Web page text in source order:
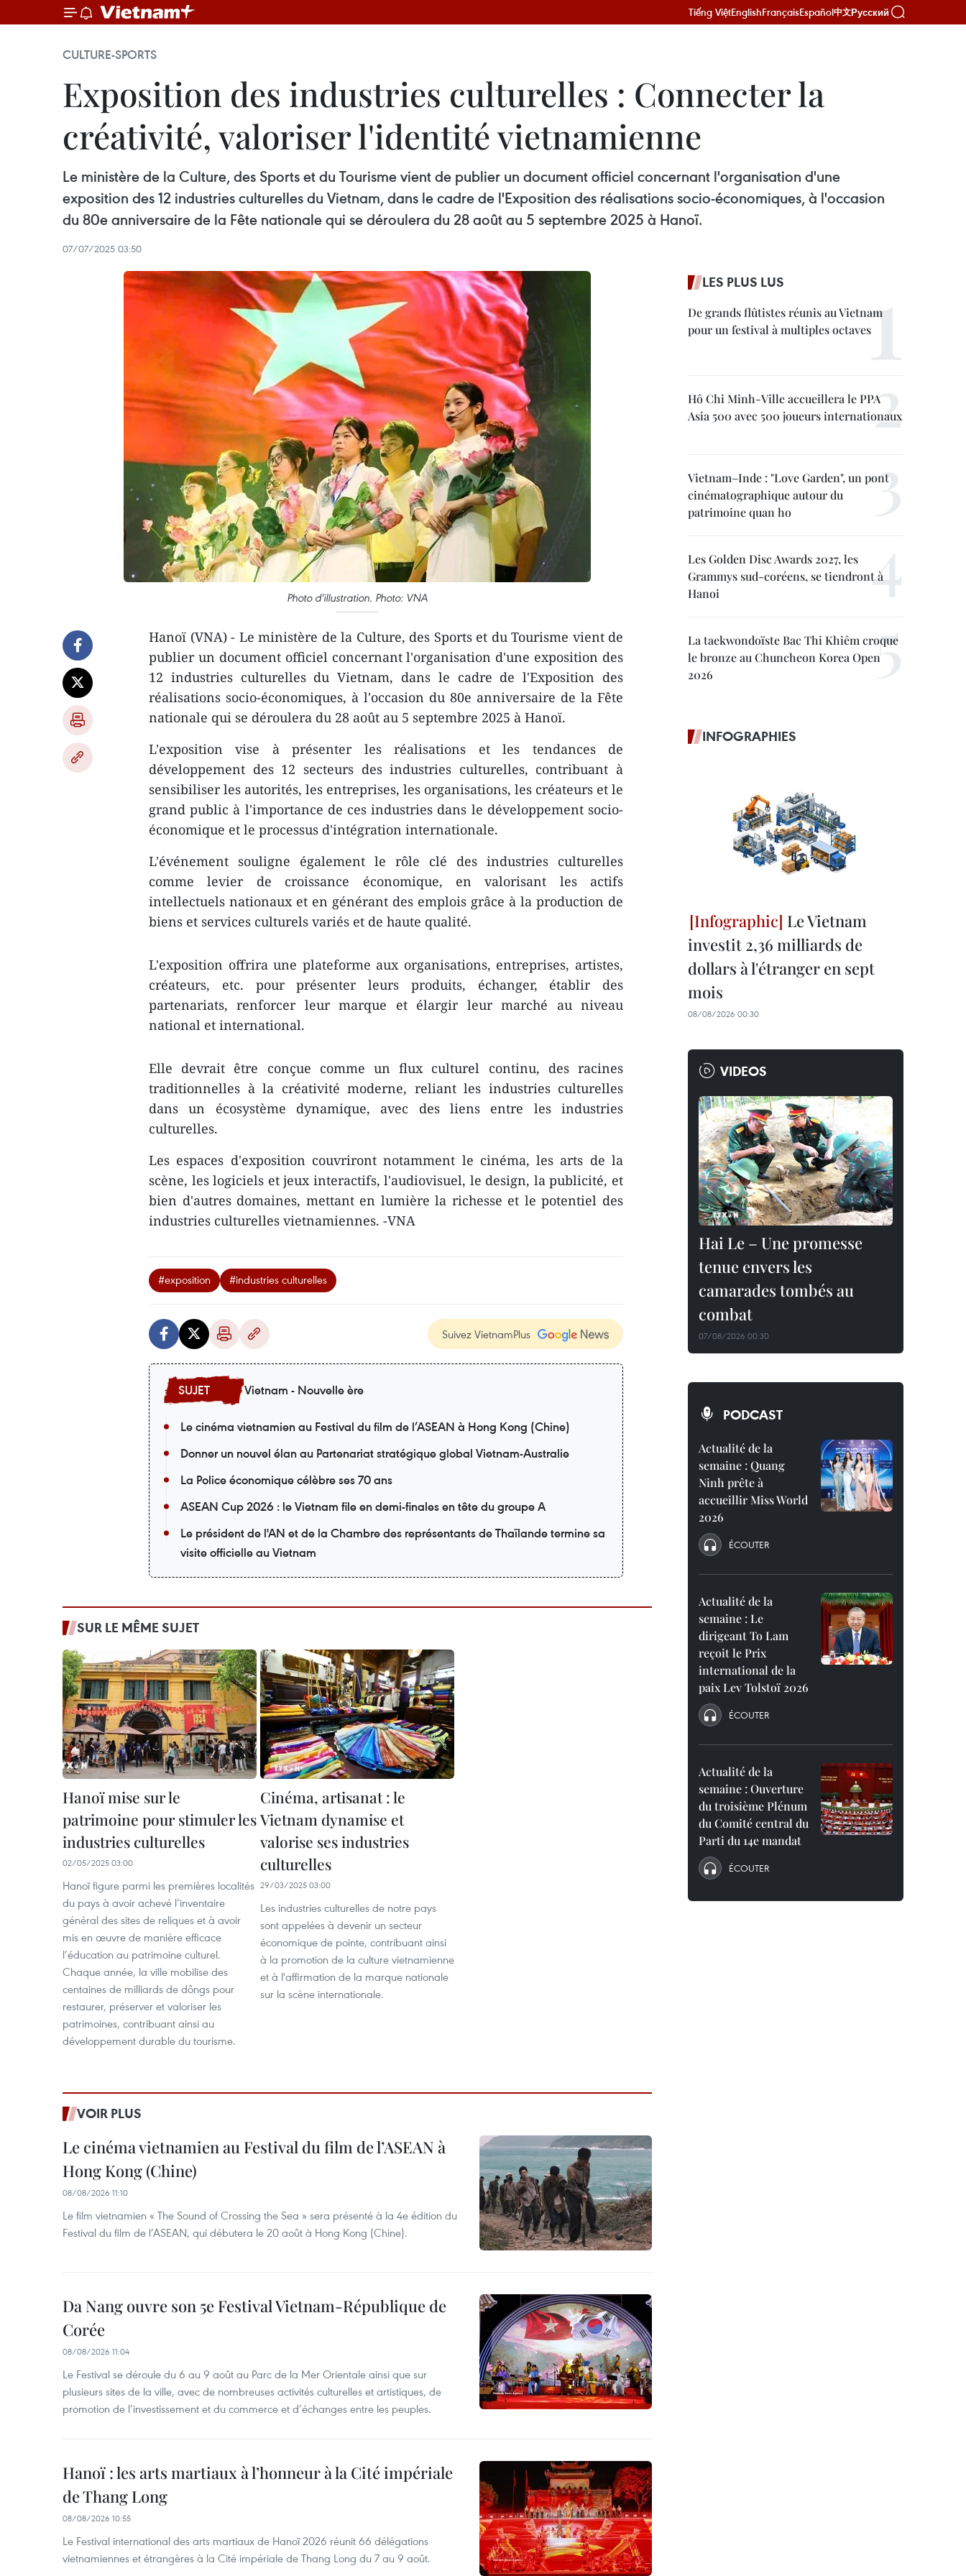
Tiếng ViệtEnglishFrançaisEspañol中文Русский
CULTURE-SPORTS
Exposition des industries culturelles : Connecter la
créativité, valoriser l'identité vietnamienne
Le ministère de la Culture, des Sports et du Tourisme vient de publier un document officiel concernant l'organisation d'une
exposition des 12 industries culturelles du Vietnam, dans le cadre de l'Exposition des réalisations socio-économiques, à l'occasion
du 80e anniversaire de la Fête nationale qui se déroulera du 28 août au 5 septembre 2025 à Hanoï.
07/07/2025 03:50
Photo d'illustration. Photo: VNA
Hanoï (VNA) - Le ministère de la Culture, des Sports et du Tourisme vient de
publier un document officiel concernant l'organisation d'une exposition des
12 industries culturelles du Vietnam, dans le cadre de l'Exposition des
réalisations socio-économiques, à l'occasion du 80e anniversaire de la Fête
nationale qui se déroulera du 28 août au 5 septembre 2025 à Hanoï.
L'exposition vise à présenter les réalisations et les tendances de
développement des 12 secteurs des industries culturelles, contribuant à
sensibiliser les autorités, les entreprises, les organisations, les créateurs et le
grand public à l'importance de ces industries dans le développement socio-
économique et le processus d'intégration internationale.
L'événement souligne également le rôle clé des industries culturelles
comme levier de croissance économique, en valorisant les actifs
intellectuels nationaux et en générant des emplois grâce à la production de
biens et services culturels variés et de haute qualité.
L'exposition offrira une plateforme aux organisations, entreprises, artistes,
créateurs, etc. pour présenter leurs produits, échanger, établir des
partenariats, renforcer leur marque et élargir leur marché au niveau
national et international.
Elle devrait être conçue comme un flux culturel continu, des racines
traditionnelles à la créativité moderne, reliant les industries culturelles
dans un écosystème dynamique, avec des liens entre les industries
culturelles.
Les espaces d'exposition couvriront notamment le cinéma, les arts de la
scène, les logiciels et jeux interactifs, l'audiovisuel, le design, la publicité, et
bien d'autres domaines, mettant en lumière la richesse et le potentiel des
industries culturelles vietnamiennes. -VNA
#exposition #industries culturelles
Suivez VietnamPlus
Vietnam - Nouvelle ère
Le cinéma vietnamien au Festival du film de l’ASEAN à Hong Kong (Chine)
Donner un nouvel élan au Partenariat stratégique global Vietnam-Australie
La Police économique célèbre ses 70 ans
ASEAN Cup 2026 : le Vietnam file en demi-finales en tête du groupe A
Le président de l'AN et de la Chambre des représentants de Thaïlande termine sa
visite officielle au Vietnam
SUR LE MÊME SUJET
Hanoï mise sur le
patrimoine pour stimuler les
industries culturelles
02/05/2025 03:00
Hanoï figure parmi les premières localités
du pays à avoir achevé l’inventaire
général des sites de reliques et à avoir
mis en œuvre de manière efficace
l’éducation au patrimoine culturel.
Chaque année, la ville mobilise des
centaines de milliards de dôngs pour
restaurer, préserver et valoriser les
patrimoines, contribuant ainsi au
développement durable du tourisme.
Cinéma, artisanat : le
Vietnam dynamise et
valorise ses industries
culturelles
29/03/2025 03:00
Les industries culturelles de notre pays
sont appelées à devenir un secteur
économique de pointe, contribuant ainsi
à la promotion de la culture vietnamienne
et à l'affirmation de la marque nationale
sur la scène internationale.
VOIR PLUS
Le cinéma vietnamien au Festival du film de l’ASEAN à
Hong Kong (Chine)
08/08/2026 11:10
Le film vietnamien « The Sound of Crossing the Sea » sera présenté à la 4e édition du
Festival du film de l’ASEAN, qui débutera le 20 août à Hong Kong (Chine).
Da Nang ouvre son 5e Festival Vietnam-République de
Corée
08/08/2026 11:04
Le Festival se déroule du 6 au 9 août au Parc de la Mer Orientale ainsi que sur
plusieurs sites de la ville, avec de nombreuses activités culturelles et artistiques, de
promotion de l’investissement et du commerce et d’échanges entre les peuples.
Hanoï : les arts martiaux à l’honneur à la Cité impériale
de Thang Long
08/08/2026 10:55
Le Festival international des arts martiaux de Hanoï 2026 réunit 66 délégations
vietnamiennes et étrangères à la Cité impériale de Thang Long du 7 au 9 août.
LES PLUS LUS
De grands flûtistes réunis au Vietnam
pour un festival à multiples octaves
Hô Chi Minh-Ville accueillera le PPA
Asia 500 avec 500 joueurs internationaux
Vietnam–Inde : "Love Garden", un pont
cinématographique autour du
patrimoine quan ho
Les Golden Disc Awards 2027, les
Grammys sud-coréens, se tiendront à
Hanoi
La taekwondoïste Bac Thi Khiêm croque
le bronze au Chuncheon Korea Open
2026
INFOGRAPHIES
Le Vietnam
investit 2,36 milliards de
dollars à l'étranger en sept
mois
08/08/2026 00:30
VIDEOS
Hai Le – Une promesse
tenue envers les
camarades tombés au
combat
07/08/2026 00:30
PODCAST
Actualité de la
semaine : Quang
Ninh prête à
accueillir Miss World
2026
ÉCOUTER
Actualité de la
semaine : Le
dirigeant To Lam
reçoit le Prix
international de la
paix Lev Tolstoï 2026
ÉCOUTER
Actualité de la
semaine : Ouverture
du troisième Plénum
du Comité central du
Parti du 14e mandat
ÉCOUTER